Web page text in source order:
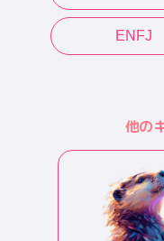
ENFJ
他の